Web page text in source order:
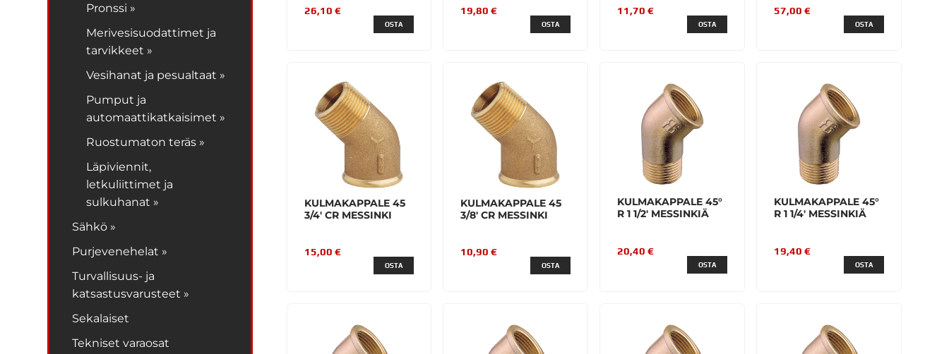
Pronssi »
Merivesisuodattimet ja
tarvikkeet »
Vesihanat ja pesualtaat »
Pumput ja
automaattikatkaisimet »
Ruostumaton teräs »
Läpiviennit,
letkuliittimet ja
sulkuhanat »
Sähkö »
Purjevenehelat »
Turvallisuus- ja
katsastusvarusteet »
Sekalaiset
Tekniset varaosat
26,10 €
OSTA
19,80 €
OSTA
11,70 €
OSTA
57,00 €
OSTA
KULMAKAPPALE 45
3/4' CR MESSINKI
15,00 €
OSTA
KULMAKAPPALE 45
3/8' CR MESSINKI
10,90 €
OSTA
KULMAKAPPALE 45°
R 1 1/2' MESSINKIÄ
20,40 €
OSTA
KULMAKAPPALE 45°
R 1 1/4' MESSINKIÄ
19,40 €
OSTA